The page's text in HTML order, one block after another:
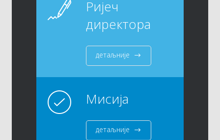
Ријеч
директора
детаљније
Мисија
детаљније